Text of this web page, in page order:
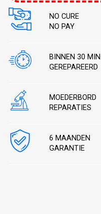
NO CURE
NO PAY
BINNEN 30 MIN.
GEREPAREERD
MOEDERBORD
REPARATIES
6 MAANDEN
GARANTIE